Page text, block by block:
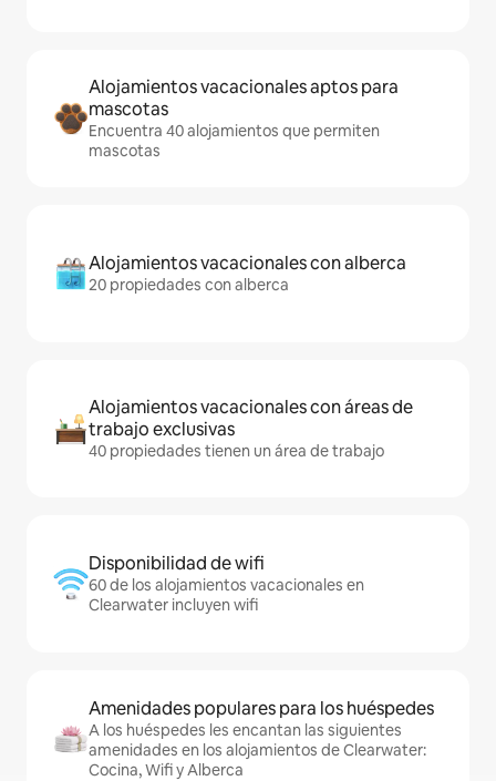
Alojamientos vacacionales aptos para
mascotas
Encuentra 40 alojamientos que permiten
mascotas
Alojamientos vacacionales con alberca
20 propiedades con alberca
Alojamientos vacacionales con áreas de
trabajo exclusivas
40 propiedades tienen un área de trabajo
Disponibilidad de wifi
60 de los alojamientos vacacionales en
Clearwater incluyen wifi
Amenidades populares para los huéspedes
A los huéspedes les encantan las siguientes
amenidades en los alojamientos de Clearwater:
Cocina, Wifi y Alberca